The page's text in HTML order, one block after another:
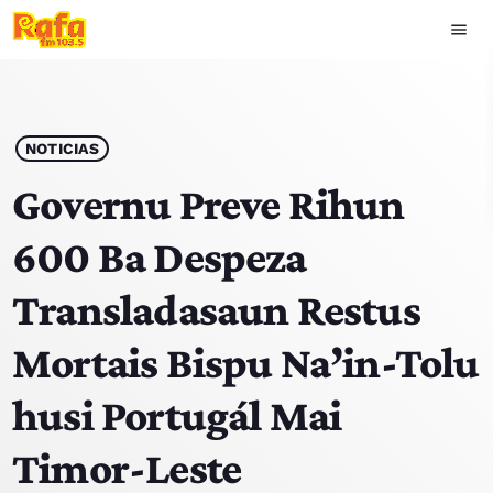
menu
play_arrow OUVIR RAFA
HOME
NOTISIA
EKIPA
TOP 15
PODCAST SIRA
NOTICIAS
Governu Preve Rihun
600 Ba Despeza
Transladasaun Restus
Mortais Bispu Na’in-Tolu
husi Portugál Mai
Timor-Leste